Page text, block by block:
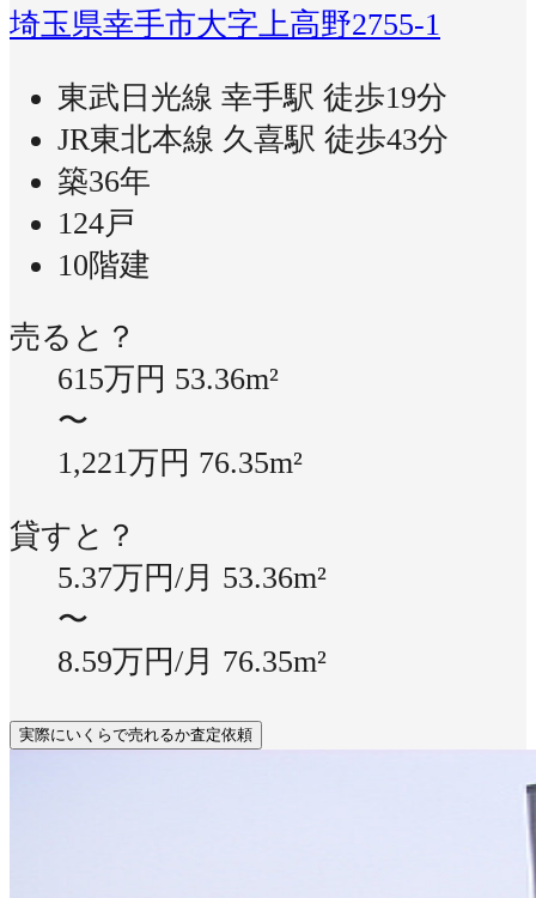
埼玉県幸手市大字上高野2755-1
東武日光線 幸手駅 徒歩19分
JR東北本線 久喜駅 徒歩43分
築36年
124戸
10階建
売ると？
615万円 53.36m²
〜
1,221万円 76.35m²
貸すと？
5.37万円/月 53.36m²
〜
8.59万円/月 76.35m²
実際にいくらで売れるか査定依頼